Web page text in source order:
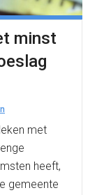
minst
met
heeft,
gemeente